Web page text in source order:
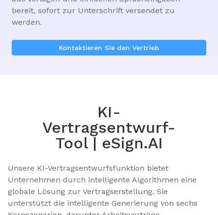
bereit, sofort zur Unterschrift versendet zu
werden.
Kontaktieren Sie den Vertrieb
KI-
Vertragsentwurf-
Tool | eSign.AI
Unsere KI-Vertragsentwurfsfunktion bietet
Unternehmen durch intelligente Algorithmen eine
globale Lösung zur Vertragserstellung. Sie
unterstützt die intelligente Generierung von sechs